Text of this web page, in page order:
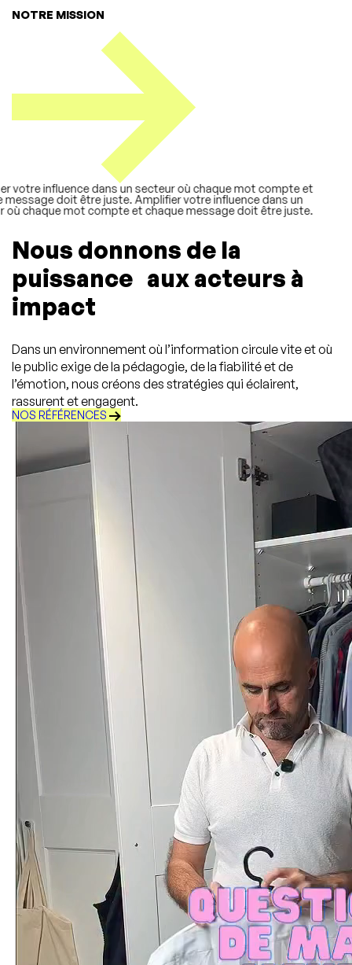
NOTRE MISSION
votre influence dans un secteur où chaque mot compte et
doit être juste.Amplifier votre influence dans un
chaque mot compte et chaque message doit être juste.
Nous donnons de la
puissance aux acteurs à
impact
Dans un environnement où l’information circule vite et où
le public exige de la pédagogie, de la fiabilité et de
l’émotion, nous créons des stratégies qui éclairent,
rassurent et engagent.
NOS RÉFÉRENCES